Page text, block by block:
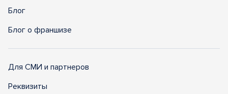
Блог
Блог о франшизе
Для СМИ и партнеров
Реквизиты